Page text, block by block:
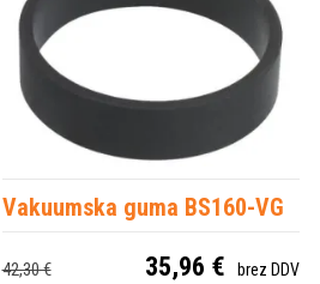
Vakuumska guma BS160-VG
42,30 € 35,96 € brez DDV